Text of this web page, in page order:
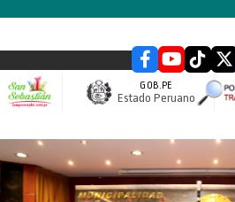
GOB.PE
Estado Peruano
slider